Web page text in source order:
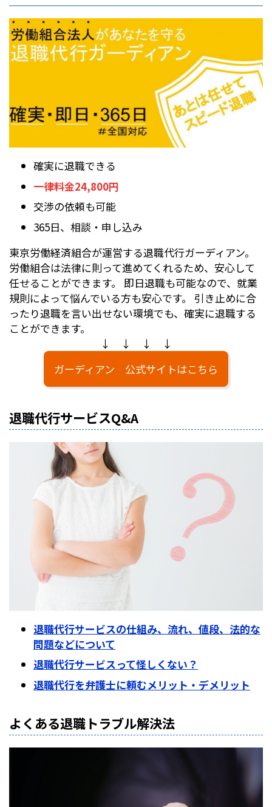
確実に退職できる
一律料金24,800円
交渉の依頼も可能
365日、相談・申し込み
東京労働経済組合が運営する退職代行ガーディアン。
労働組合は法律に則って進めてくれるため、安心して
任せることができます。 即日退職も可能なので、就業
規則によって悩んでいる方も安心です。 引き止めに合
ったり退職を言い出せない環境でも、確実に退職する
ことができます。
↓ ↓ ↓ ↓
ガーディアン 公式サイトはこちら
退職代行サービスQ&A
退職代行サービスの仕組み、流れ、値段、法的な
問題などについて
退職代行サービスって怪しくない？
退職代行を弁護士に頼むメリット・デメリット
よくある退職トラブル解決法